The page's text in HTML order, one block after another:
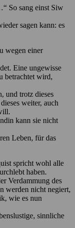
So sang einst Siw
sagen kann: es
wegen einer
Eine ungewisse
betrachtet wird,
und trotz dieses
weiter, auch
kann sie nicht
Leben, für das
spricht wohl alle
haben.
Verdammung des
werden nicht negiert,
wie es nun
sinnliche